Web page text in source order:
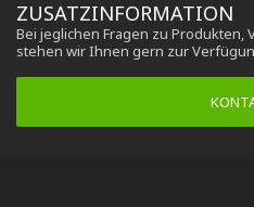
ZUSATZINFORMATION
Bei jeglichen Fragen zu
stehen wir Ihnen gern zur